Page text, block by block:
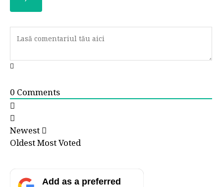
0 Comments
Newest
OldestMost Voted
Add as a preferred